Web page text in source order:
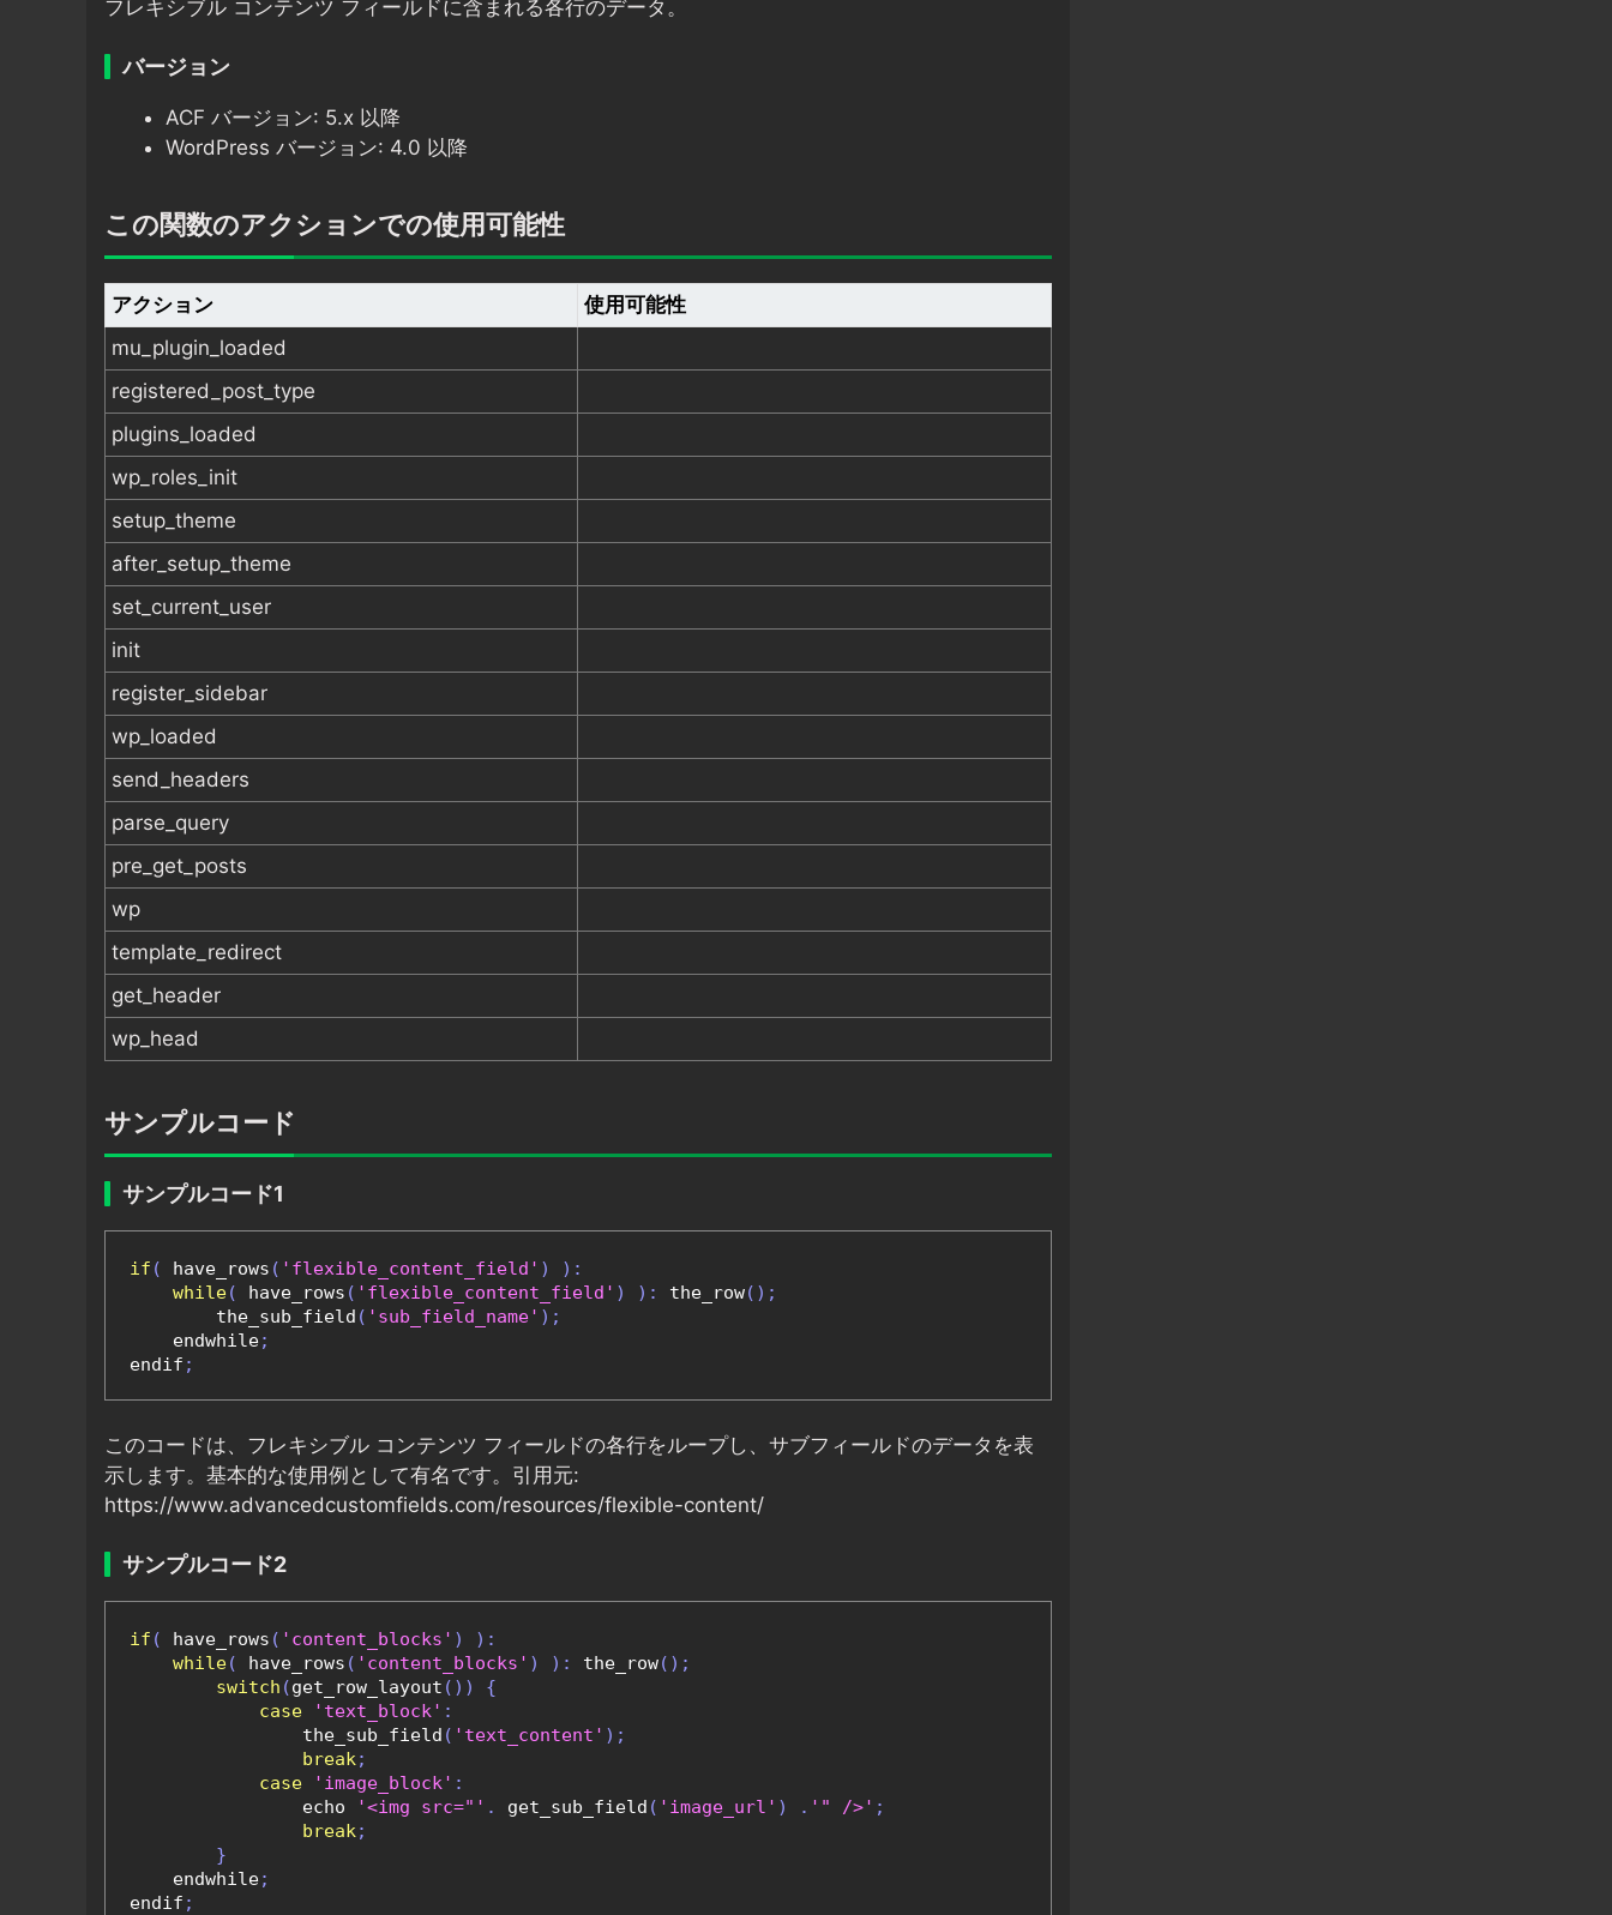
フレキシブル コンテンツ フィールドに含まれる各行のデータ。
バージョン
ACF バージョン: 5.x 以降
WordPress バージョン: 4.0 以降
この関数のアクションでの使用可能性
アクション
使用可能性
mu_plugin_loaded
registered_post_type
plugins_loaded
wp_roles_init
setup_theme
after_setup_theme
set_current_user
init
register_sidebar
wp_loaded
send_headers
parse_query
pre_get_posts
wp
template_redirect
get_header
wp_head
サンプルコード
サンプルコード1
if ( have_rows ( 'flexible_content_field' )
):
while( have_rows ( 'flexible_content_field' ) ): the_row();
        the_sub_field
( 'sub_field_name' );
    endwhile
;
endif ;
このコードは、フレキシブル コンテンツ フィールドの各行をループし、サブフィールドのデータを表
示します。基本的な使用例として有名です。引用元:
https://www.advancedcustomfields.com/resources/flexible-content/
サンプルコード2
if ( have_rows ( 'content_blocks' )
):
while( have_rows ( 'content_blocks' ) ): the_row();
switch (get_row_layout ())
{
case
'text_block' :
                the_sub_field
( 'text_content' );
break;
case
'image_block' :
                echo
'<img src="' . get_sub_field ( 'image_url' ) . '" />' ;
break;
}
    endwhile
;
endif ;